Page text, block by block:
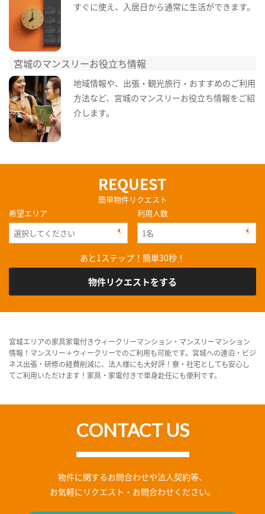
すぐに使え、入居日から通常に生活ができます。
宮城のマンスリーお役立ち情報
地域情報や、出張・観光旅行・おすすめのご利用
方法など、宮城のマンスリーお役立ち情報をご紹
介します。
REQUEST
簡単物件リクエスト
希望エリア
利用人数
あと1ステップ！簡単30秒！
物件リクエストをする
宮城エリアの家具家電付きウィークリーマンション・マンスリーマンション
情報！マンスリー＋ウィークリーでのご利用も可能です。宮城への連泊・ビジ
ネス出張・研修の経費削減に、法人様にも大好評！寮・社宅としても安心し
てご利用いただけます！家具・家電付きで単身赴任にも便利です。
CONTACT US
物件に関するお問合わせや法人契約等、
お気軽にリクエスト・お問合わせください。